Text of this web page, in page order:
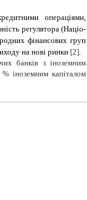
операціями,
регулятора (Націо­
фінансових груп
на нові ринки [2].
банків з іноземним
іноземним капіталом